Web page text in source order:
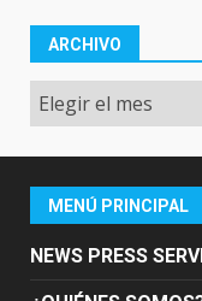
ARCHIVO
Archivo
MENÚ PRINCIPAL
NEWS PRESS